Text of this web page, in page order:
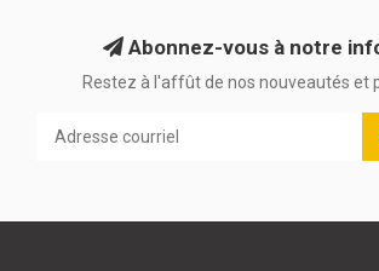
Abonnez-vous à notre
Restez à l'affût de nos nouveautés et